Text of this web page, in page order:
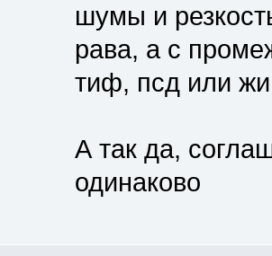
шумы и
рава, а с
тиф, псд или
А так да,
одинаково